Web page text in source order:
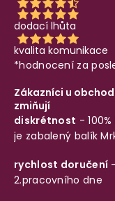
dodací lhůta
kvalita komunikace
*hodnocení za
Zákazníci u
zmiňují
diskrétnost -
je zabalený balík
rychlost doručení
2.pracovního dne